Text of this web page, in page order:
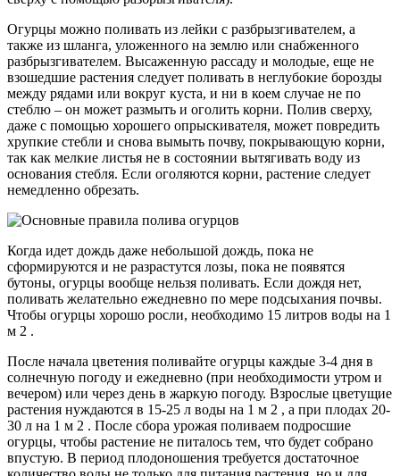
Огурцы можно поливать из лейки с разбрызгивателем, а
также из шланга, уложенного на землю или снабженного
разбрызгивателем. Высаженную рассаду и молодые, еще не
взошедшие растения следует поливать в неглубокие борозды
между рядами или вокруг куста, и ни в коем случае не по
стеблю – он может размыть и оголить корни. Полив сверху,
даже с помощью хорошего опрыскивателя, может повредить
хрупкие стебли и снова вымыть почву, покрывающую корни,
так как мелкие листья не в состоянии вытягивать воду из
основания стебля. Если оголяются корни, растение следует
немедленно обрезать.
Когда идет дождь даже небольшой дождь, пока не
сформируются и не разрастутся лозы, пока не появятся
бутоны, огурцы вообще нельзя поливать. Если дождя нет,
поливать желательно ежедневно по мере подсыхания почвы.
Чтобы огурцы хорошо росли, необходимо 15 литров воды на 1
м 2 .
После начала цветения поливайте огурцы каждые 3-4 дня в
солнечную погоду и ежедневно (при необходимости утром и
вечером) или через день в жаркую погоду. Взрослые цветущие
растения нуждаются в 15-25 л воды на 1 м 2 , а при плодах 20-
30 л на 1 м 2 . После сбора урожая поливаем подросшие
огурцы, чтобы растение не питалось тем, что будет собрано
впустую. В период плодоношения требуется достаточное